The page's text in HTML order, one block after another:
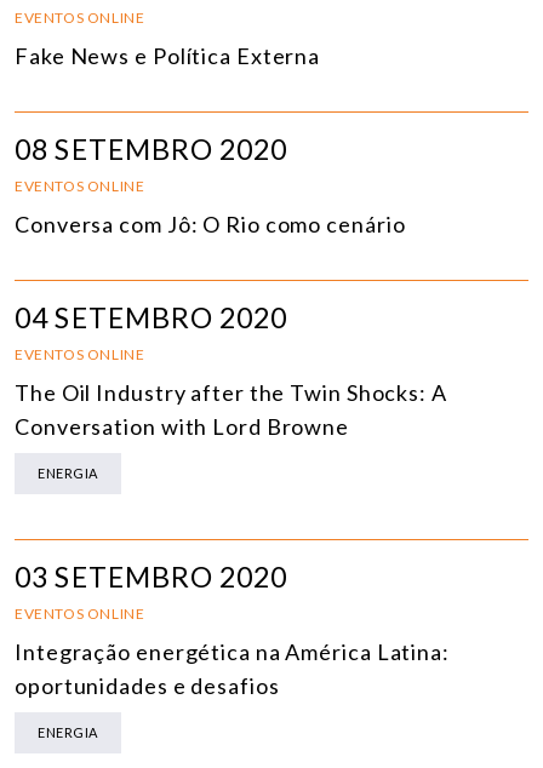
EVENTOS ONLINE
Fake News e Política Externa
08 SETEMBRO 2020
EVENTOS ONLINE
Conversa com Jô: O Rio como cenário
04 SETEMBRO 2020
EVENTOS ONLINE
The Oil Industry after the Twin Shocks: A
Conversation with Lord Browne
ENERGIA
03 SETEMBRO 2020
EVENTOS ONLINE
Integração energética na América Latina:
oportunidades e desafios
ENERGIA